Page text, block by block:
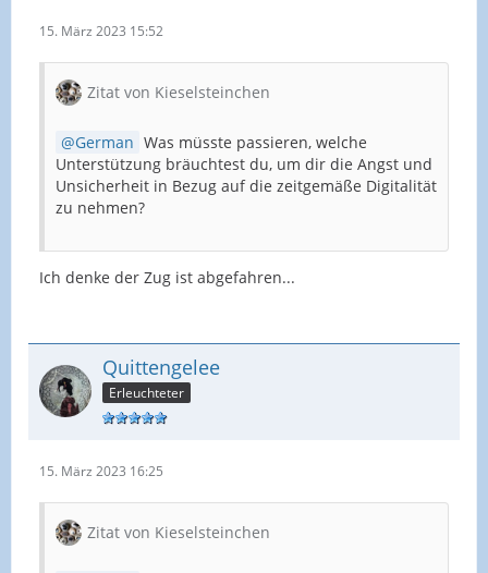
15. März 2023 15:52
Zitat von Kieselsteinchen
German Was müsste passieren, welche
Unterstützung bräuchtest du, um dir die Angst und
Unsicherheit in Bezug auf die zeitgemäße Digitalität
zu nehmen?
Ich denke der Zug ist abgefahren...
Quittengelee
Erleuchteter
15. März 2023 16:25
Zitat von Kieselsteinchen